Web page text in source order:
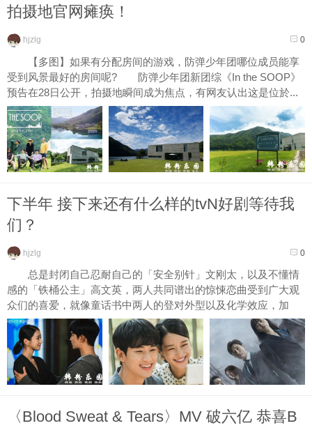
拍摄地官网瘫痪！
0
hjzlg
【多图】如果有分配房间的游戏，防弹少年团哪位成员能享
受到风景最好的房间呢? 防弹少年团新团综《In the SOOP》
预告在28日公开，拍摄地瞬间成为焦点，有网友认出这是位於...
下半年 接下来还有什么样的tvN好剧等待我
们？
0
hjzlg
总是封闭自己忍耐自己的「安全别针」文刚太，以及不懂情
感的「铁桶公主」高文英，两人共同谱出的惊悚恋曲受到广大观
众们的喜爱，就像童话书中两人的登对外型以及化学效应，加
上...
〈Blood Sweat & Tears〉MV 破六亿 恭喜B